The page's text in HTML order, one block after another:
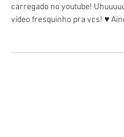
carregado no youtube!
vídeo fresquinho pra vcs! ♥